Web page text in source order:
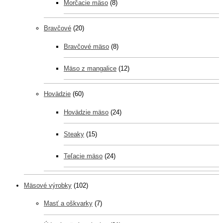
Morčacie mäso (8)
Bravčové (20)
Bravčové mäso (8)
Mäso z mangalice (12)
Hovädzie (60)
Hovädzie mäso (24)
Steaky (15)
Teľacie mäso (24)
Mäsové výrobky (102)
Masť a oškvarky (7)